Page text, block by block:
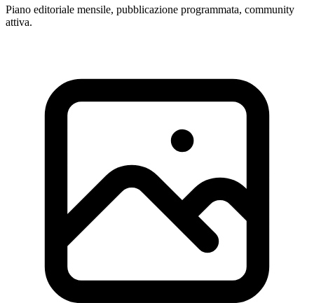
Piano editoriale mensile, pubblicazione programmata, community
attiva.